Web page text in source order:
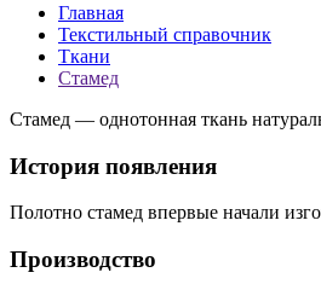
Главная
Текстильный справочник
Ткани
Стамед
Стамед — однотонная ткань
История появления
Полотно стамед впервые начали
Производство